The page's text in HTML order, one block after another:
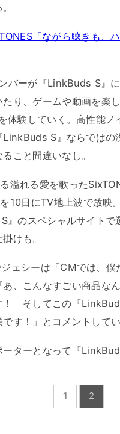
「ながら聴きも、
バーが『LinkBuds S』
り、ゲームや動画を楽
験していく。高性能ノ
S』ならではの
こと間違いなし。
溢れる愛を歌った
10日にTV地上波で放映
』のスペシャルサイト
けも。
ェシーは「CMでは、僕
、こんなすごい商品な
！ そしてこの『
す！」とコメントしてい
ターとなって『
1 2